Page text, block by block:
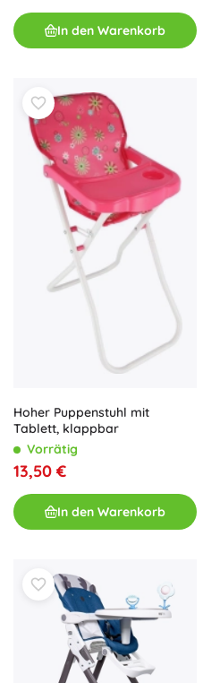
In den Warenkorb
Hoher Puppenstuhl mit
Tablett, klappbar
Vorrätig
13,50 €
In den Warenkorb